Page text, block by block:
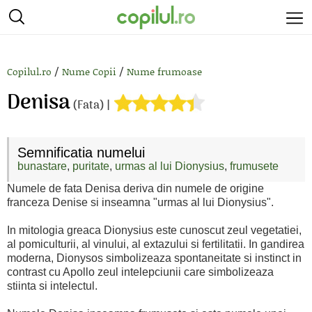
Copilul.ro / Nume Copii / Nume frumoase
Denisa(Fata) |
Semnificatia numelui
bunastare, puritate, urmas al lui Dionysius, frumusete
Numele de fata Denisa deriva din numele de origine
franceza Denise si inseamna "urmas al lui Dionysius".
In mitologia greaca Dionysius este cunoscut zeul vegetatiei,
al pomiculturii, al vinului, al extazului si fertilitatii. In gandirea
moderna, Dionysos simbolizeaza spontaneitate si instinct in
contrast cu Apollo zeul intelepciunii care simbolizeaza
stiinta si intelectul.